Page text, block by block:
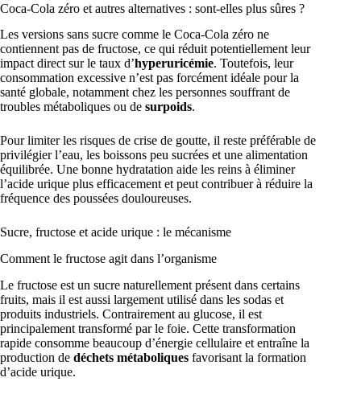
Coca-Cola zéro et autres alternatives : sont-elles plus sûres ?
Les versions sans sucre comme le Coca-Cola zéro ne
contiennent pas de fructose, ce qui réduit potentiellement leur
impact direct sur le taux d’hyperuricémie. Toutefois, leur
consommation excessive n’est pas forcément idéale pour la
santé globale, notamment chez les personnes souffrant de
troubles métaboliques ou de surpoids.
Pour limiter les risques de crise de goutte, il reste préférable de
privilégier l’eau, les boissons peu sucrées et une alimentation
équilibrée. Une bonne hydratation aide les reins à éliminer
l’acide urique plus efficacement et peut contribuer à réduire la
fréquence des poussées douloureuses.
Sucre, fructose et acide urique : le mécanisme
Comment le fructose agit dans l’organisme
Le fructose est un sucre naturellement présent dans certains
fruits, mais il est aussi largement utilisé dans les sodas et
produits industriels. Contrairement au glucose, il est
principalement transformé par le foie. Cette transformation
rapide consomme beaucoup d’énergie cellulaire et entraîne la
production de déchets métaboliques favorisant la formation
d’acide urique.